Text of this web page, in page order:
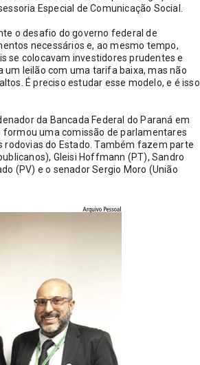
Especial de Comunicação Social.
o desafio do governo federal de
necessários e, ao mesmo tempo,
se colocavam investidores prudentes e
leilão com uma tarifa baixa, mas não
É preciso estudar esse modelo, e é isso
da Bancada Federal do Paraná em
uma comissão de parlamentares
do Estado. Também fazem parte
Gleisi Hoffmann (PT), Sandro
(PV) e o senador Sergio Moro (União